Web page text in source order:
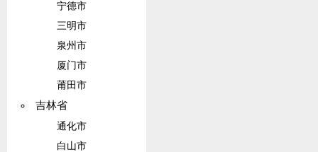
宁德市
三明市
泉州市
厦门市
莆田市
吉林省
通化市
白山市